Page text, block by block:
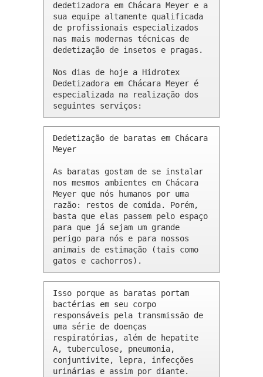
dedetizadora em Chácara Meyer e a
sua equipe altamente qualificada
de profissionais especializados
nas mais modernas técnicas de
dedetização de insetos e pragas.
Nos dias de hoje a Hidrotex
Dedetizadora em Chácara Meyer é
especializada na realização dos
seguintes serviços:
Dedetização de baratas em Chácara
Meyer
As baratas gostam de se instalar
nos mesmos ambientes em Chácara
Meyer que nós humanos por uma
razão: restos de comida. Porém,
basta que elas passem pelo espaço
para que já sejam um grande
perigo para nós e para nossos
animais de estimação (tais como
gatos e cachorros).
Isso porque as baratas portam
bactérias em seu corpo
responsáveis pela transmissão de
uma série de doenças
respiratórias, além de hepatite
A, tuberculose, pneumonia,
conjuntivite, lepra, infecções
urinárias e assim por diante.